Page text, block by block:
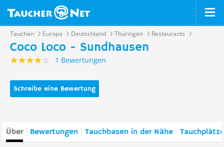
Tauchen Europa Deutschland Thüringen Restaurants
Coco Loco - Sundhausen
1 Bewertungen
Schreibe eine Bewertung
Über Bewertungen Tauchbasen in der Nähe